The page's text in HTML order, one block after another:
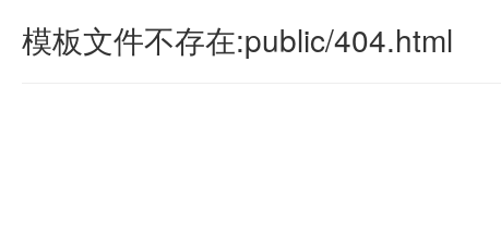
模板文件不存在:public/404.html